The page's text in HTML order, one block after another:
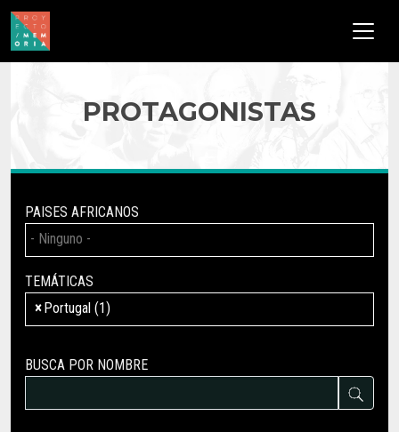
Pasar al contenido principal
PROTAGONISTAS
PAISES AFRICANOS
TEMÁTICAS
×Portugal (1)
BUSCA POR NOMBRE